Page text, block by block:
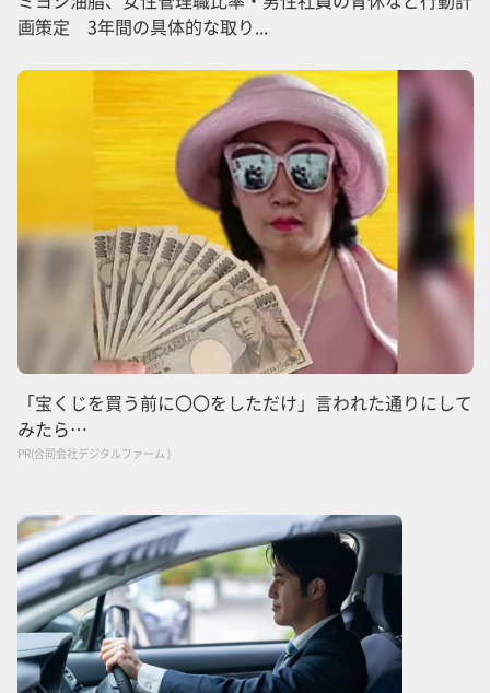
画策定 3年間の具体的な取り...
「宝くじを買う前に〇〇をしただけ」言われた通りにして
みたら…
PR(合同会社デジタルファーム )